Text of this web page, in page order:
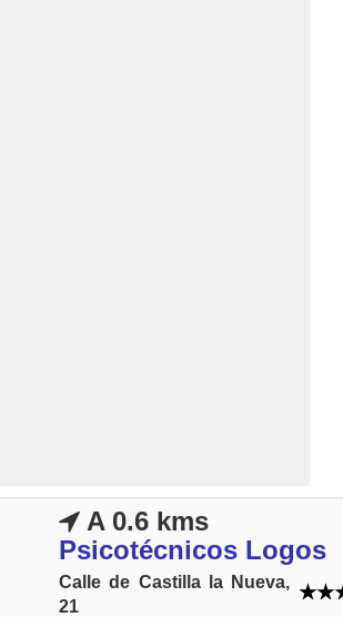
A 0.6 kms
Psicotécnicos Logos
Calle de Castilla la Nueva,
21